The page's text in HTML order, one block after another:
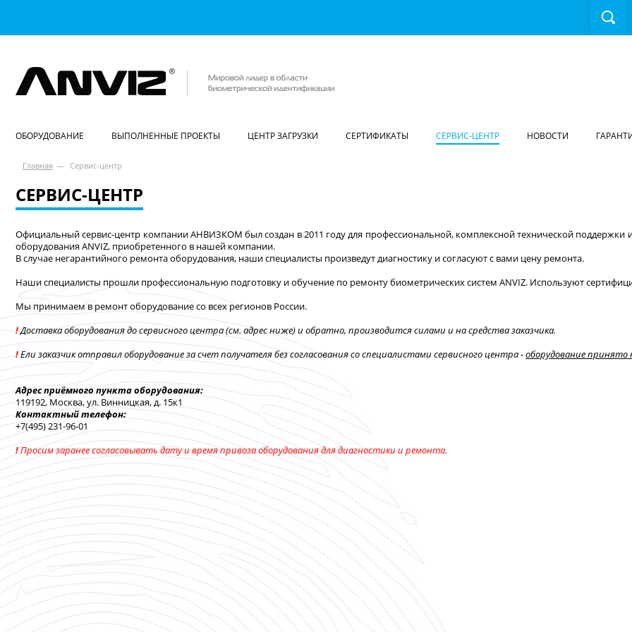
ОБОРУДОВАНИЕ ВЫПОЛНЕННЫЕ ПРОЕКТЫ ЦЕНТР ЗАГРУЗКИ СЕРТИФИКАТЫ СЕРВИС-ЦЕНТР НОВОСТИ
Главная — Сервис-центр
СЕРВИС-ЦЕНТР
Официальный сервис-центр компании АНВИЗКОМ был создан в 2011 году для профессиональной, комплексной технической
оборудования ANVIZ, приобретенного в нашей компании.
В случае негарантийного ремонта оборудования, наши специалисты произведут диагностику и согласуют с вами цену ремонта.
Наши специалисты прошли профессиональную подготовку и обучение по ремонту биометрических систем ANVIZ. Используют
Мы принимаем в ремонт оборудование со всех регионов России.
!Доставка оборудования до сервисного центра (см. адрес ниже) и обратно, производится силами и на средства заказчика.
!Ели заказчик отправил оборудование за счет получателя без согласования со специалистами сервисного центра -оборудование принято
Адрес приёмного пункта оборудования:
119192, Москва, ул. Винницкая, д. 15к1
Контактный телефон:
+7(495) 231-96-01
!Просим заранее согласовывать дату и время привоза оборудования длядиагностики и ремонта.